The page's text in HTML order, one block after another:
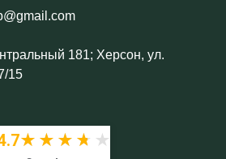
181; Херсон, ул.
15
★★★★★
★★★★★